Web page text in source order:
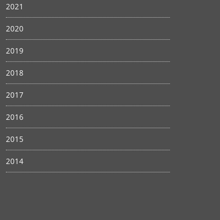
2021
2020
2019
2018
2017
2016
2015
2014